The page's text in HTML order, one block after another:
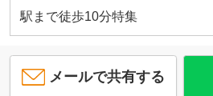
駅まで徒歩10分特集
メールで共有する